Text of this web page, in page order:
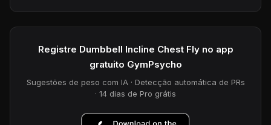
Registre Dumbbell Incline Chest Fly no app
gratuito GymPsycho
Sugestões de peso com IA · Detecção automática de PRs
· 14 dias de Pro grátis